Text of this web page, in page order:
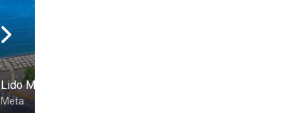
Lido Marinella
Meta